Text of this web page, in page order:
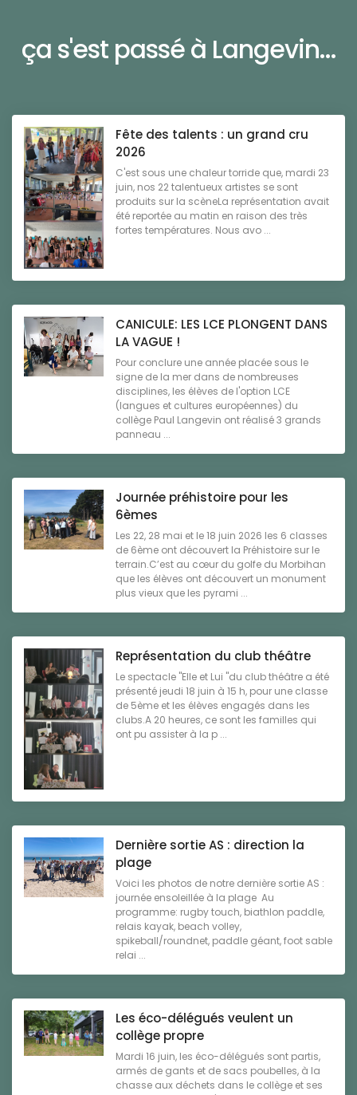
ça s'est passé à Langevin...
Fête des talents : un grand cru
2026
C'est sous une chaleur torride que, mardi 23
juin, nos 22 talentueux artistes se sont
produits sur la scèneLa représentation avait
été reportée au matin en raison des très
fortes températures. Nous avo ...
CANICULE: LES LCE PLONGENT DANS
LA VAGUE !
Pour conclure une année placée sous le
signe de la mer dans de nombreuses
disciplines, les élèves de l'option LCE
(langues et cultures européennes) du
collège Paul Langevin ont réalisé 3 grands
panneau ...
Journée préhistoire pour les
6èmes
Les 22, 28 mai et le 18 juin 2026 les 6 classes
de 6ème ont découvert la Préhistoire sur le
terrain.C’est au cœur du golfe du Morbihan
que les élèves ont découvert un monument
plus vieux que les pyrami ...
Représentation du club théâtre
Le spectacle "Elle et Lui "du club théâtre a été
présenté jeudi 18 juin à 15 h, pour une classe
de 5ème et les élèves engagés dans les
clubs.A 20 heures, ce sont les familles qui
ont pu assister à la p ...
Dernière sortie AS : direction la
plage
Voici les photos de notre dernière sortie AS :
journée ensoleillée à la plage Au
programme: rugby touch, biathlon paddle,
relais kayak, beach volley,
spikeball/roundnet, paddle géant, foot sable
relai ...
Les éco-délégués veulent un
collège propre
Mardi 16 juin, les éco-délégués sont partis,
armés de gants et de sacs poubelles, à la
chasse aux déchets dans le collège et ses